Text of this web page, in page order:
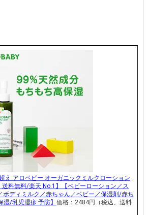
え アロベビー オーガニックミルクローション
送料無料/楽天 No.1】【ベビーローション／ス
ボディミルク／赤ちゃん／ベビー／保湿剤/赤ち
/乳児湿疹 予防】 価格：2484円（税込、送料